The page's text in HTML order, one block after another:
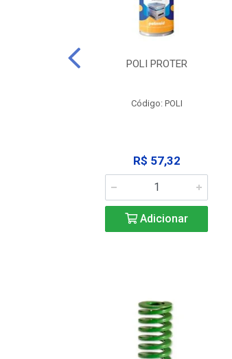
POLI PROTER
Código: POLI
R$ 57,32
Adicionar